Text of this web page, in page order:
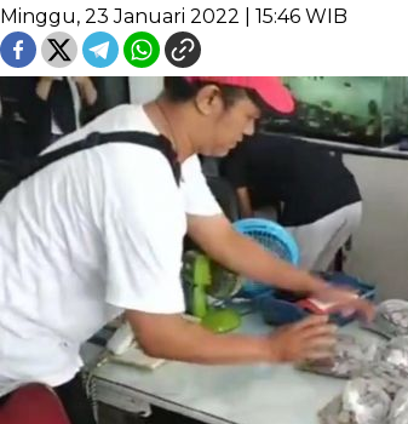
Minggu, 23 Januari 2022 | 15:46 WIB